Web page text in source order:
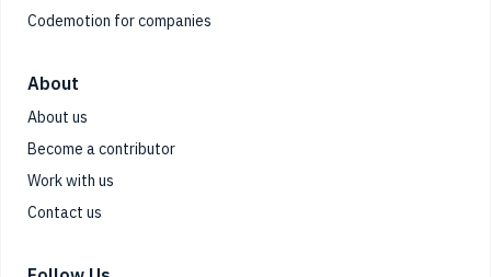
Codemotion for companies
About
About us
Become a contributor
Work with us
Contact us